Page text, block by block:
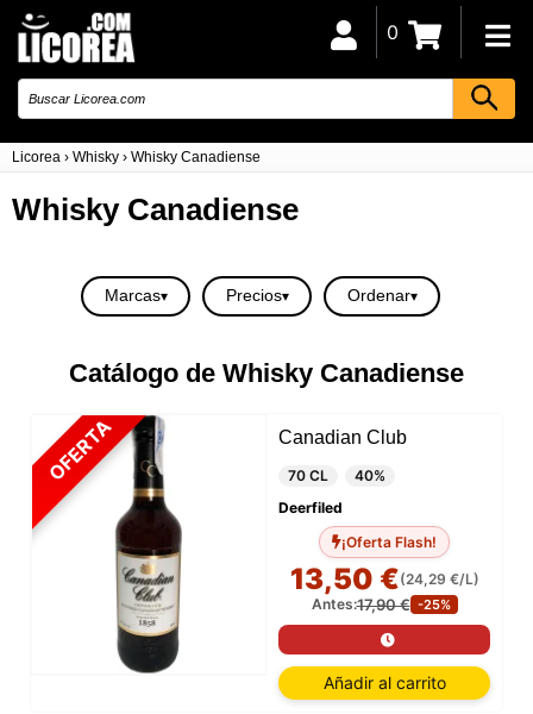
Licorea › Whisky › Whisky Canadiense
0
Whisky Canadiense
Marcas Precios Ordenar
Catálogo de Whisky Canadiense
OFERTA Canadian Club
70 CL
40%
Deerfiled
¡Oferta Flash!
13,50 €(24,29 €/L)
Antes:17,90 € -25%
Añadir al carrito